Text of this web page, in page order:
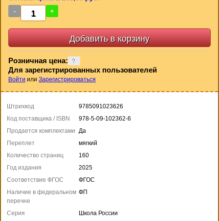
- +
Розничная цена:
Для зарегистрированных пользователей
Войти или Зарегистрироваться
Штрихкод
9785091023626
Код поставщика / ISBN
978-5-09-102362-6
Продается комплектами Да
Переплет
мягкий
Количество страниц
160
Год издания
2025
Соответствие ФГОС
ФГОС
Наличие в федеральном
перечне
ФП
Серия
Школа России